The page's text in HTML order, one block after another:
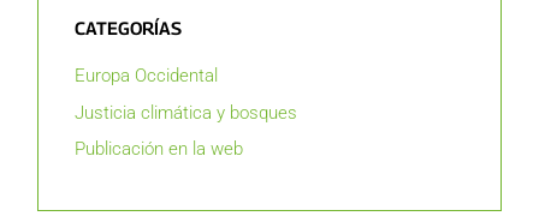
CATEGORÍAS
Europa Occidental
Justicia climática y bosques
Publicación en la web